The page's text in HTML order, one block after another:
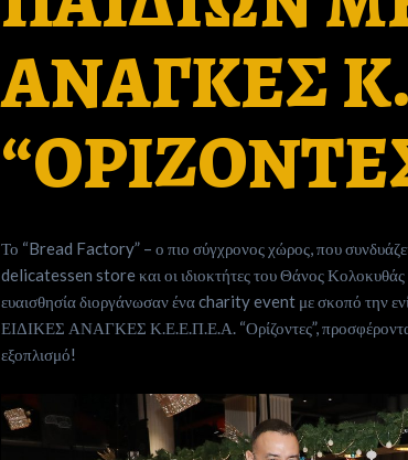
ΑΝΑΓΚΕΣ
Το “Bread Factory” – ο πιο σύγχρονος χώρος, που
delicatessen store και οι ιδιοκτήτες του Θάνος
ευαισθησία διοργάνωσαν ένα charity event με σκοπό
ΕΙΔΙΚΕΣ ΑΝΑΓΚΕΣ Κ.Ε.Ε.Π.Ε.Α. “Ορίζοντες”, προσφέροντας
εξοπλισμό!